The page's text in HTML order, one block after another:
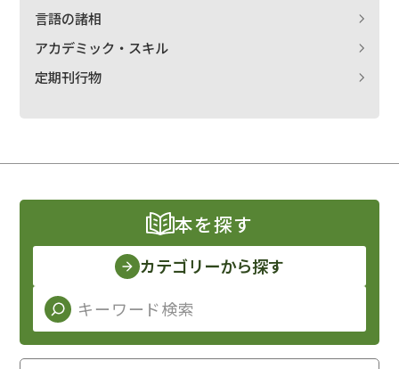
言語の諸相
アカデミック・スキル
定期刊行物
本を探す
カテゴリーから探す